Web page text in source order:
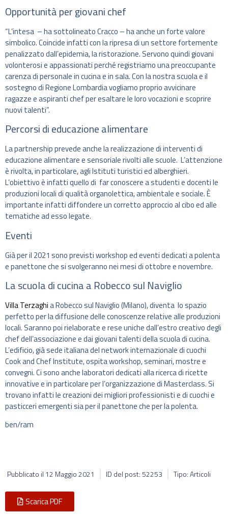
Opportunità per giovani chef
“L’intesa – ha sottolineato Cracco – ha anche un forte valore
simbolico. Coincide infatti con la ripresa di un settore fortemente
penalizzato dall’epidemia, la ristorazione. Servono quindi giovani
volonterosi e appassionati perché registriamo una preoccupante
carenza di personale in cucina e in sala. Con la nostra scuola e il
sostegno di Regione Lombardia vogliamo proprio avvicinare
ragazze e aspiranti chef per esaltare le loro vocazioni e scoprire
nuovi talenti”.
Percorsi di educazione alimentare
La partnership prevede anche la realizzazione di interventi di
educazione alimentare e sensoriale rivolti alle scuole. L’attenzione
è rivolta, in particolare, agli Istituti turistici ed alberghieri.
L’obiettivo è infatti quello di far conoscere a studenti e docenti le
produzioni locali di qualità organolettica, ambientale e sociale. È
importante infatti diffondere un corretto approccio al cibo ed alle
tematiche ad esso legate.
Eventi
Già per il 2021 sono previsti workshop ed eventi dedicati a polenta
e panettone che si svolgeranno nei mesi di ottobre e novembre.
La scuola di cucina a Robecco sul Naviglio
Villa Terzaghia Robecco sul Naviglio (Milano), diventa lo spazio
perfetto per la diffusione delle conoscenze relative alle produzioni
locali. Saranno poi rielaborate e rese uniche dall’estro creativo degli
chef dell’associazione e dai giovani talenti della scuola di cucina.
L’edificio, già sede italiana del network internazionale di cuochi
Cook and Chef Institute, ospita workshop, seminari, mostre e
convegni. Ci sono anche laboratori dedicati alla ricerca di ricette
innovative e in particolare per l’organizzazione di Masterclass. Si
trovano infatti le creazioni dei migliori professionisti e di cuochi e
pasticceri emergenti sia per il panettone che per la polenta.
ben/ram
Pubblicato il 12 Maggio 2021 ID del post: 52253 Tipo: Articoli
Scarica PDF